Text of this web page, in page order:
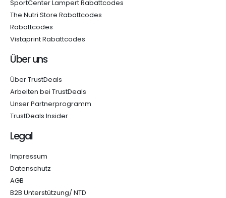
SportCenter Lampert Rabattcodes
The Nutri Store Rabattcodes
Rabattcodes
Vistaprint Rabattcodes
Über uns
Über TrustDeals
Arbeiten bei TrustDeals
Unser Partnerprogramm
TrustDeals Insider
Legal
Impressum
Datenschutz
AGB
B2B Unterstützung/ NTD